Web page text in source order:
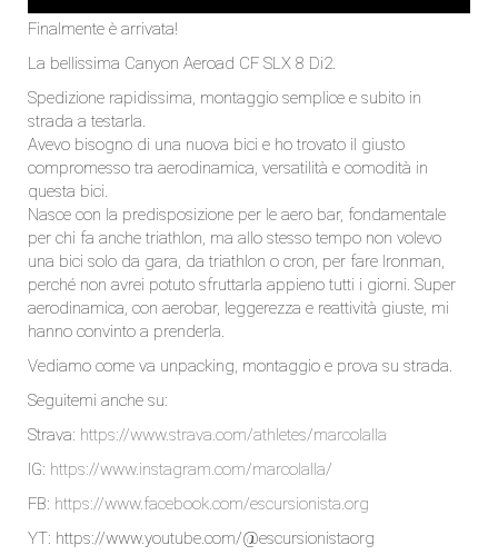
Finalmente è arrivata!
La bellissima Canyon Aeroad CF SLX 8 Di2.
Spedizione rapidissima, montaggio semplice e subito in
strada a testarla.
Avevo bisogno di una nuova bici e ho trovato il giusto
compromesso tra aerodinamica, versatilità e comodità in
questa bici.
Nasce con la predisposizione per le aero bar, fondamentale
per chi fa anche triathlon, ma allo stesso tempo non volevo
una bici solo da gara, da triathlon o cron, per fare Ironman,
perché non avrei potuto sfruttarla appieno tutti i giorni. Super
aerodinamica, con aerobar, leggerezza e reattività giuste, mi
hanno convinto a prenderla.
Vediamo come va unpacking, montaggio e prova su strada.
Seguitemi anche su:
Strava: https://www.strava.com/athletes/marcolalla
IG: https://www.instagram.com/marcolalla/
FB: https://www.facebook.com/escursionista.org
YT: https://www.youtube.com/@escursionistaorg